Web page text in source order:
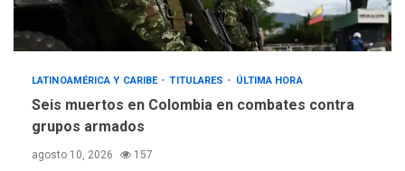
LATINOAMÉRICA Y CARIBE TITULARES ÚLTIMA HORA
Seis muertos en Colombia en combates contra
grupos armados
agosto 10, 2026 157